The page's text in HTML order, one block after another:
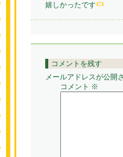
嬉しかったです
コメントを残す
メールアドレスが公開
コメント ※